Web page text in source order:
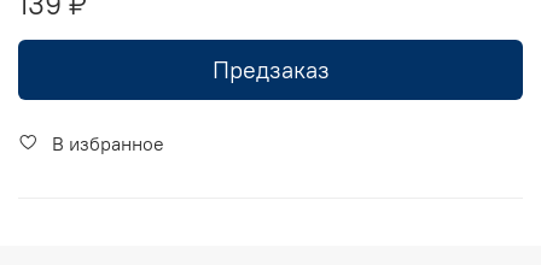
Предзаказ
В избранное